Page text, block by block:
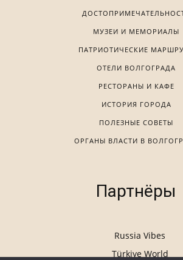
МУЗЕИ И МЕМОРИАЛЫ
ПАТРИОТИЧЕСКИЕ
ОТЕЛИ ВОЛГОГРАДА
РЕСТОРАНЫ И КАФЕ
ИСТОРИЯ ГОРОДА
ПОЛЕЗНЫЕ СОВЕТЫ
ОРГАНЫ ВЛАСТИ В
Партнёры
Russia Vibes
Türkiye World